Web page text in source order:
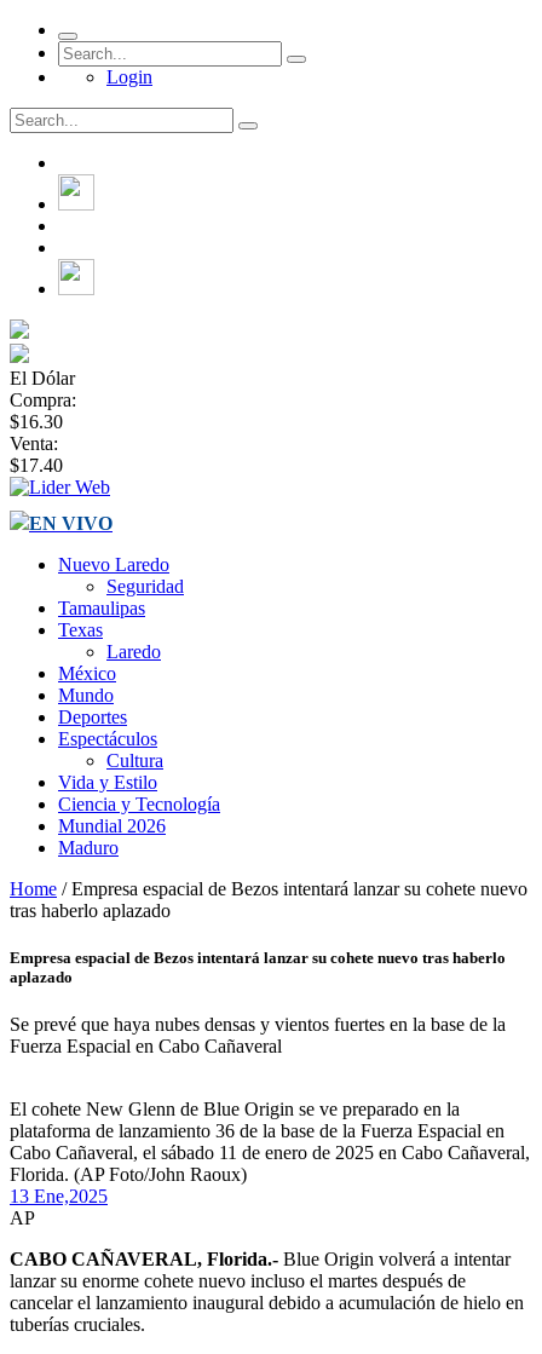
Login
El Dólar
Compra:
$16.30
Venta:
$17.40
EN VIVO
Nuevo Laredo
Seguridad
Tamaulipas
Texas
Laredo
México
Mundo
Deportes
Espectáculos
Cultura
Vida y Estilo
Ciencia y Tecnología
Mundial 2026
Maduro
Home / Empresa espacial de Bezos intentará lanzar su cohete nuevo
tras haberlo aplazado
Empresa espacial de Bezos intentará lanzar su cohete nuevo tras haberlo
aplazado
Se prevé que haya nubes densas y vientos fuertes en la base de la
Fuerza Espacial en Cabo Cañaveral
El cohete New Glenn de Blue Origin se ve preparado en la
plataforma de lanzamiento 36 de la base de la Fuerza Espacial en
Cabo Cañaveral, el sábado 11 de enero de 2025 en Cabo Cañaveral,
Florida. (AP Foto/John Raoux)
13 Ene,2025
AP
CABO CAÑAVERAL, Florida.- Blue Origin volverá a intentar
lanzar su enorme cohete nuevo incluso el martes después de
cancelar el lanzamiento inaugural debido a acumulación de hielo en
tuberías cruciales.